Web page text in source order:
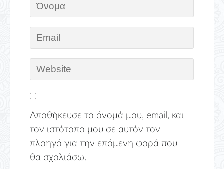
Αποθήκευσε το όνομά μου, email, και
τον ιστότοπο μου σε αυτόν τον
πλοηγό για την επόμενη φορά που
θα σχολιάσω.